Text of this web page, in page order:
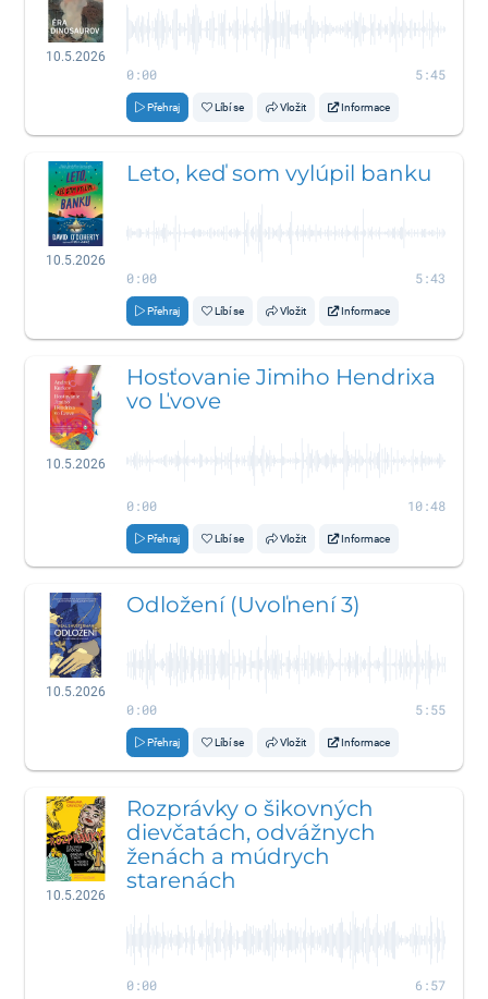
10.5.2026
0:00 5:45
Přehraj Líbí se Vložit Informace
10.5.2026
Leto, keď som vylúpil banku
0:00 5:43
Přehraj Líbí se Vložit Informace
10.5.2026
Hosťovanie Jimiho Hendrixa
vo Ľvove
0:00 10:48
Přehraj Líbí se Vložit Informace
10.5.2026
Odložení (Uvoľnení 3)
0:00 5:55
Přehraj Líbí se Vložit Informace
10.5.2026
Rozprávky o šikovných
dievčatách, odvážnych
ženách a múdrych
starenách
0:00 6:57